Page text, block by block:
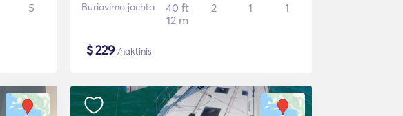
5 Buriavimo jachta
40 ft
12 m
2 1 1
$229/naktinis